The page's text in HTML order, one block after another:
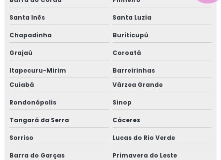
Santa Inês Santa Luzia
Chapadinha Buriticupú
Grajaú Coroatá
Itapecuru-Mirim
Barreirinhas
Cuiabá
Várzea Grande
Rondonópolis Sinop
Tangará da Serra Cáceres
Sorriso Lucas do Rio Verde
Barra do Garças Primavera do Leste